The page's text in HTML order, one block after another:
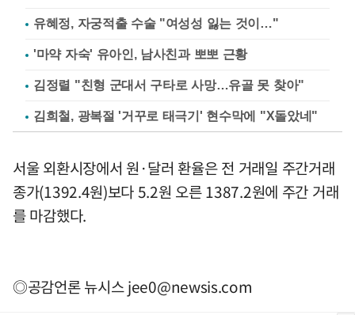
유혜정, 자궁적출 수술 "여성성 잃는 것이…"
'마약 자숙' 유아인, 남사친과 뽀뽀 근황
김정렬 "친형 군대서 구타로 사망…유골 못 찾아"
김희철, 광복절 '거꾸로 태극기' 현수막에 "X돌았네"
서울 외환시장에서 원·달러 환율은 전 거래일 주간거래
종가(1392.4원)보다 5.2원 오른 1387.2원에 주간 거래
를 마감했다.
◎공감언론 뉴시스jee0@newsis.com